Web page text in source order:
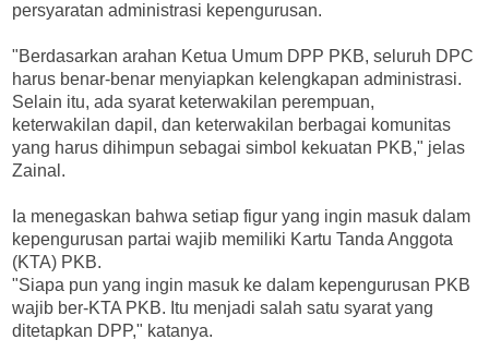
persyaratan administrasi kepengurusan.
"Berdasarkan arahan Ketua Umum DPP PKB, seluruh DPC
harus benar-benar menyiapkan kelengkapan administrasi.
Selain itu, ada syarat keterwakilan perempuan,
keterwakilan dapil, dan keterwakilan berbagai komunitas
yang harus dihimpun sebagai simbol kekuatan PKB," jelas
Zainal.
Ia menegaskan bahwa setiap figur yang ingin masuk dalam
kepengurusan partai wajib memiliki Kartu Tanda Anggota
(KTA) PKB.
"Siapa pun yang ingin masuk ke dalam kepengurusan PKB
wajib ber-KTA PKB. Itu menjadi salah satu syarat yang
ditetapkan DPP," katanya.